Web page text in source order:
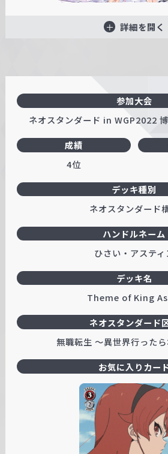
詳細を開く
参加大会
ネオスタンダード in WGP2022
成績
4位
ハンドルネーム
ひさい・アスティ
デッキ名
Theme of King
デッキ種別
ネオスタンダード
ネオスタンダード
無職転生 ～異世界行った
お気に入りカー